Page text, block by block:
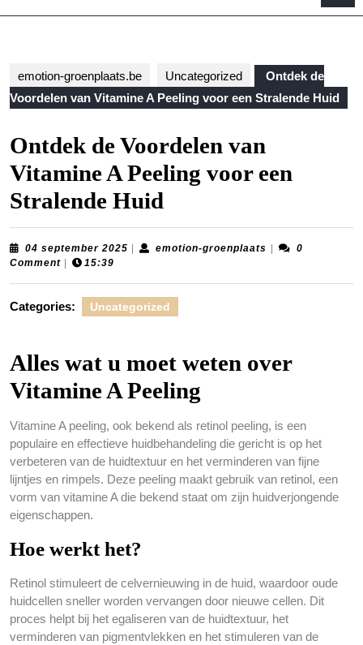
emotion-groenplaats.be Uncategorized
Ontdek de
Voordelen van Vitamine A Peeling voor een Stralende Huid
Ontdek de Voordelen van
Vitamine A Peeling voor een
Stralende Huid
04 september 2025 04
emotion-groenplaats emotion-
0
Comment
15:39
Categories: Uncategorized
Alles wat u moet weten over
Vitamine A Peeling
Vitamine A peeling, ook bekend als retinol peeling, is een
populaire en effectieve huidbehandeling die gericht is op het
verbeteren van de huidtextuur en het verminderen van fijne
lijntjes en rimpels. Deze peeling maakt gebruik van retinol, een
vorm van vitamine A die bekend staat om zijn huidverjongende
eigenschappen.
Hoe werkt het?
Retinol stimuleert de celvernieuwing in de huid, waardoor oude
huidcellen sneller worden vervangen door nieuwe cellen. Dit
proces helpt bij het egaliseren van de huidtextuur, het
verminderen van pigmentvlekken en het stimuleren van de